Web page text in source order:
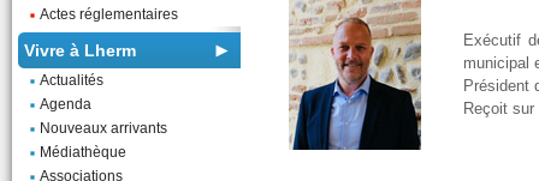
Actes réglementaires
Vivre à Lherm
Actualités
Agenda
Nouveaux arrivants
Médiathèque
Associations
Exécutif
municipal
Président
Reçoit